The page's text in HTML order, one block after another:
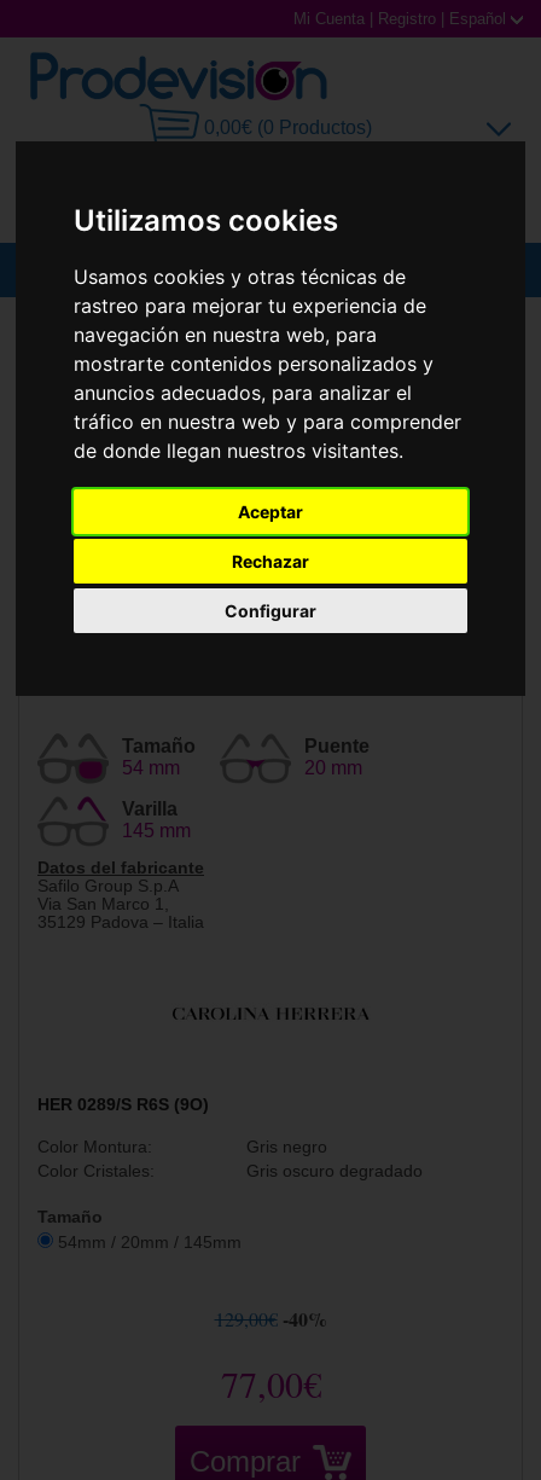
Utilizamos cookies
Usamos cookies y otras técnicas de
rastreo para mejorar tu experiencia de
navegación en nuestra web, para
mostrarte contenidos personalizados y
anuncios adecuados, para analizar el
tráfico en nuestra web y para comprender
de donde llegan nuestros visitantes.
Aceptar
Rechazar
Configurar
Mi Cuenta Registro Español
0,00€ (0 Productos)
Gafas de Sol
Gafas Graduadas
Gafas Deportivas
Lentillas
Accesorios
CAROLINA HERRERA
Tamaño
54 mm
Puente
20 mm
Varilla
145 mm
Datos del fabricante
Safilo Group S.p.A
Via San Marco 1,
35129 Padova – Italia
HER 0289/S R6S (9O)
Color Montura:
Gris negro
Color Cristales:
Gris oscuro degradado
Tamaño
54mm / 20mm / 145mm
129,00€ -40%
77,00€
Comprar